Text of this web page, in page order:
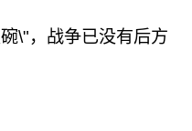
\"，战争已没有后方